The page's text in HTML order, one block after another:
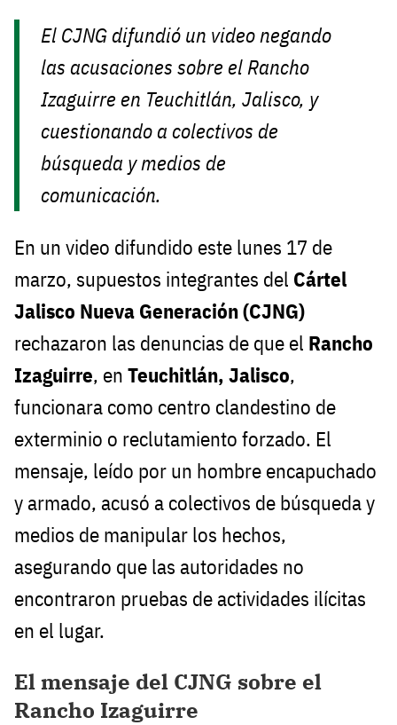
El CJNG difundió un video negando
las acusaciones sobre el Rancho
Izaguirre en Teuchitlán, Jalisco, y
cuestionando a colectivos de
búsqueda y medios de
comunicación.
En un video difundido este lunes 17 de
marzo, supuestos integrantes del Cártel
Jalisco Nueva Generación (CJNG)
rechazaron las denuncias de que el Rancho
Izaguirre, en Teuchitlán, Jalisco,
funcionara como centro clandestino de
exterminio o reclutamiento forzado. El
mensaje, leído por un hombre encapuchado
y armado, acusó a colectivos de búsqueda y
medios de manipular los hechos,
asegurando que las autoridades no
encontraron pruebas de actividades ilícitas
en el lugar.
El mensaje del CJNG sobre el
Rancho Izaguirre